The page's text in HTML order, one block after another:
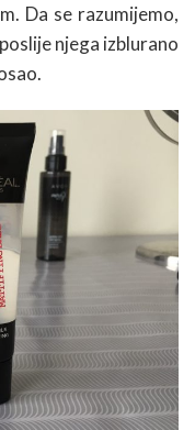
Da se razumijemo,
njega izblurano